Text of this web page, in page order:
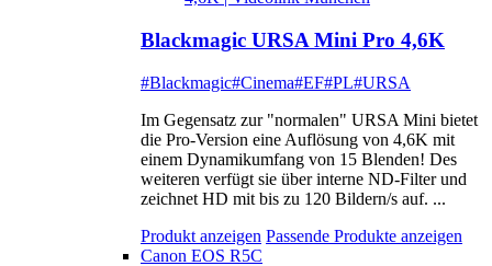
Blackmagic URSA Mini Pro 4,6K
#Blackmagic#Cinema#EF#PL#URSA
Im Gegensatz zur "normalen" URSA Mini bietet
die Pro-Version eine Auflösung von 4,6K mit
einem Dynamikumfang von 15 Blenden! Des
weiteren verfügt sie über interne ND-Filter und
zeichnet HD mit bis zu 120 Bildern/s auf. ...
Produkt anzeigen Passende Produkte anzeigen
Canon EOS R5C